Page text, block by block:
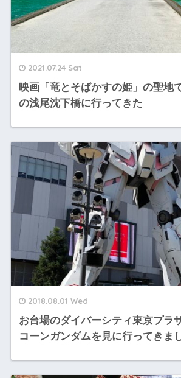
2021.07.24 Sat
映画「竜とそばかすの姫」の聖地
の浅尾沈下橋に行ってきた
2018.08.01 Wed
お台場のダイバーシティ東京プラ
コーンガンダムを見に行ってきま